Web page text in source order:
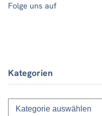
Folge uns auf
Kategorien
Kategorien